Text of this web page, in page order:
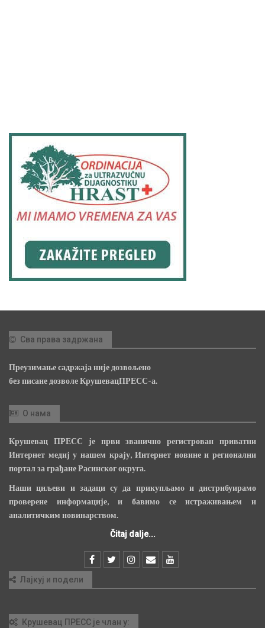
Сва права задржана
Преузимање садржаја није дозвољено
без писане дозволе КрушевацПРЕСС-а.
О нама
Крушевац ПРЕСС је први званично регистрован приватни
Интернет медиј у нашем крају, Интернет новине и регионални
портал за грађане Расинског округа.
Наши циљеви и задаци су да прикупљамо и дистрибуирамо
проверене информације, и бавимо се истраживањем и
аналитичким новинарством.
Čitaj dalje...
Лајкуј и подели
Крушевац ПРЕСС је члан у: